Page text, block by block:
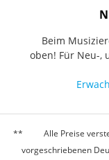
Beim
oben! Für Neu-,
Alle Preise
vorgeschriebenen